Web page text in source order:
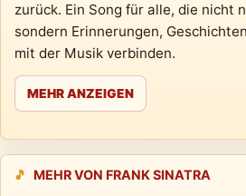
zurück. Ein Song für alle, die nicht
sondern Erinnerungen,
mit der Musik verbinden.
MEHR ANZEIGEN
🎵 MEHR VON FRANK SINATRA